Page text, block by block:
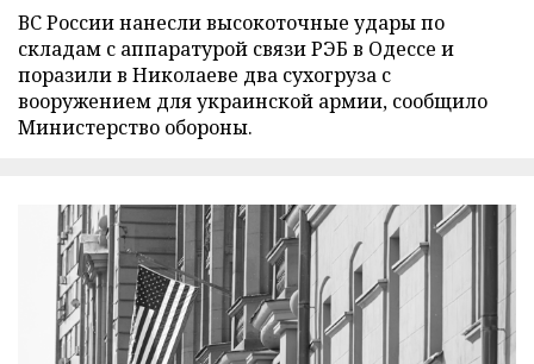
ВС России нанесли высокоточные удары по
складам с аппаратурой связи РЭБ в Одессе и
поразили в Николаеве два сухогруза с
вооружением для украинской армии, сообщило
Министерство обороны.